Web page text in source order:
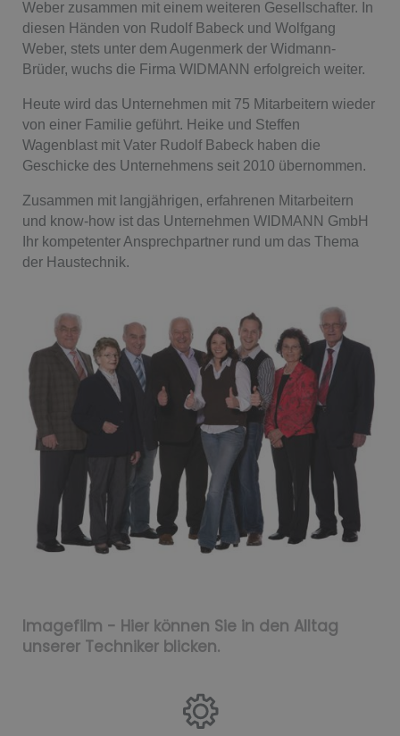
Weber zusammen mit einem weiteren Gesellschafter. In
diesen Händen von Rudolf Babeck und Wolfgang
Weber, stets unter dem Augenmerk der Widmann-
Brüder, wuchs die Firma WIDMANN erfolgreich weiter.
Heute wird das Unternehmen mit 75 Mitarbeitern wieder
von einer Familie geführt. Heike und Steffen
Wagenblast mit Vater Rudolf Babeck haben die
Geschicke des Unternehmens seit 2010 übernommen.
Zusammen mit langjährigen, erfahrenen Mitarbeitern
und know-how ist das Unternehmen WIDMANN GmbH
Ihr kompetenter Ansprechpartner rund um das Thema
der Haustechnik.
Imagefilm - Hier können Sie in den Alltag
unserer Techniker blicken.